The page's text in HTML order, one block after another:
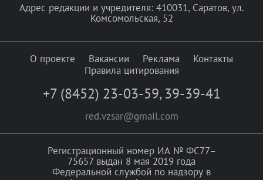
Адрес редакции и учредителя: 410031, Саратов, ул.
Комсомольская, 52
О проекте Вакансии Реклама
Контакты
Правила цитирования
+7 (8452) 23-03-59, 39-39-41
red.vzsar@gmail.com
Регистрационный номер ИА № ФС77–
75657 выдан 8 мая 2019 года
Федеральной службой по надзору в